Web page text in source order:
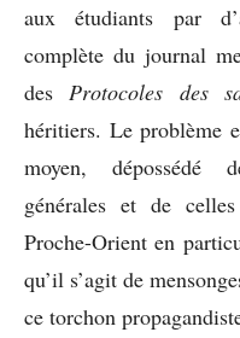
aux étudiants par
complète du journal
des Protocoles des
héritiers. Le problème
moyen, dépossédé
générales et de
Proche-Orient en
qu’il s’agit de
ce torchon